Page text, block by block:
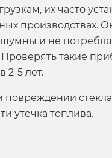
их часто
производствах.
и не
Проверять такие
2-5 лет.
утечка топлива.